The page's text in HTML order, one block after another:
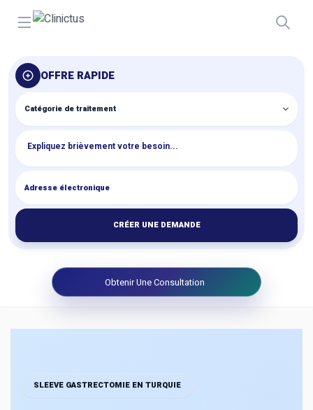
Open menu
OFFRE RAPIDE
CRÉER UNE DEMANDE
Obtenir Une Consultation
SLEEVE GASTRECTOMIE EN TURQUIE